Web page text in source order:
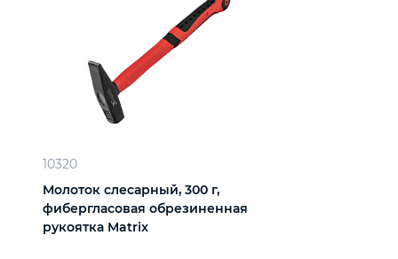
10320
Молоток слесарный, 300 г,
фибергласовая обрезиненная
рукоятка Matrix